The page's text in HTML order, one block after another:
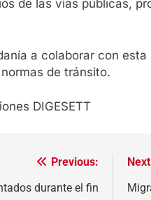
de las vías públicas,
a colaborar con
de tránsito.
DIGESETT
Previous:
durante el fin